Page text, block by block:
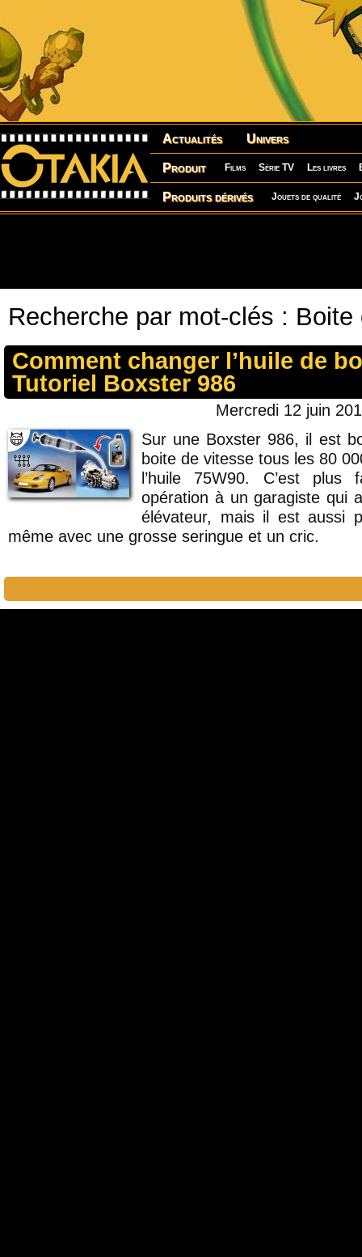
Actualités Univers
Produit Films Série TV Les livres
Produits dérivés Jouets de qualité
Recherche par mot-clés :
Comment changer l’huile de
Tutoriel Boxster 986
Mercredi 12 juin
Sur une Boxster 986, il est
boite de vitesse tous les 80
l’huile 75W90. C’est
opération à un garagiste qui
élévateur, mais il est aussi
même avec une grosse seringue et un cric.